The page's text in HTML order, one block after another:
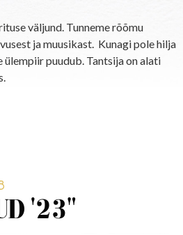
väljund. Tunneme rõõmu
ja muusikast. Kunagi pole hilja
ülempiir puudub. Tantsija on alati
'23"